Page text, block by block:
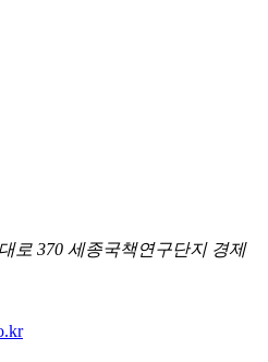
로 370 세종국책연구단지 경제